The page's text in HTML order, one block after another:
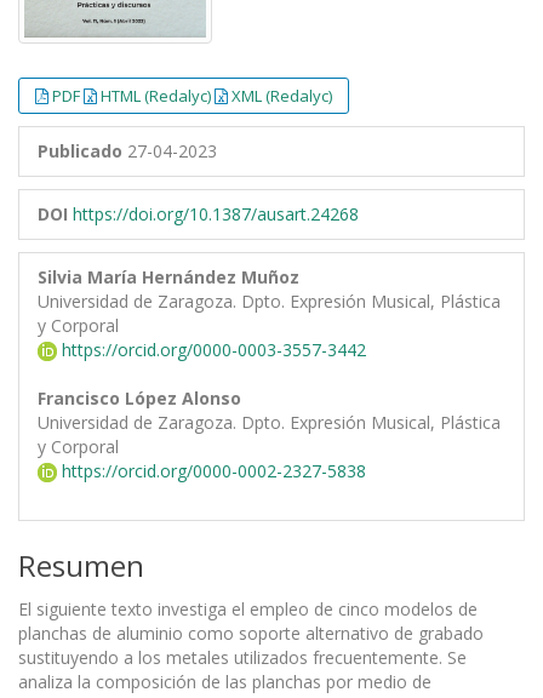
PDF HTML (Redalyc) XML (Redalyc)
Publicado 27-04-2023
DOI https://doi.org/10.1387/ausart.24268
Silvia María Hernández Muñoz
Universidad de Zaragoza. Dpto. Expresión Musical, Plástica
y Corporal
https://orcid.org/0000-0003-3557-3442
Francisco López Alonso
Universidad de Zaragoza. Dpto. Expresión Musical, Plástica
y Corporal
https://orcid.org/0000-0002-2327-5838
Resumen
El siguiente texto investiga el empleo de cinco modelos de
planchas de aluminio como soporte alternativo de grabado
sustituyendo a los metales utilizados frecuentemente. Se
analiza la composición de las planchas por medio de